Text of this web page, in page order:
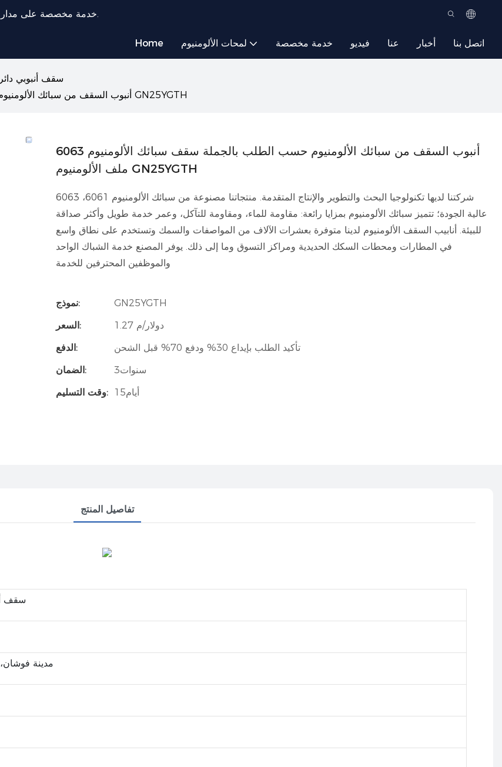
توفر شركة تصنيع ملفات تعريف الألومنيوم المزدوجة Duoduo خدمة مخصصة على مدار 17 عامًا.
Home لمحات الألومنيوم خدمة مخصصة فيديو عنا أخبار اتصل بنا
سقف أنبوبي
6063 أنبوب السقف من سبائك الألومنيوم حسب الطلب بالجملة سقف سبائك الألومنيوم ملف الألومنيوم GN25YGTH
6063 أنبوب السقف من سبائك الألومنيوم حسب الطلب بالجملة سقف سبائك الألومنيوم
ملف الألومنيوم GN25YGTH
شركتنا لديها تكنولوجيا البحث والتطوير والإنتاج المتقدمة. منتجاتنا مصنوعة من سبائك الألومنيوم 6061، 6063
عالية الجودة؛ تتميز سبائك الألومنيوم بمزايا رائعة: مقاومة للماء، ومقاومة للتآكل، وعمر خدمة طويل وأكثر صداقة
للبيئة. أنابيب السقف الألومنيوم لدينا متوفرة بعشرات الآلاف من المواصفات والسمك وتستخدم على نطاق واسع
في المطارات ومحطات السكك الحديدية ومراكز التسوق وما إلى ذلك. يوفر المصنع خدمة الشباك الواحد
والموظفين المحترفين للخدمة
نموذج:
GN25YGTH
السعر:
1.27 دولار/م
الدفع:
تأكيد الطلب بإيداع 30% ودفع 70% قبل الشحن
الضمان:
سنوات3
وقت التسليم:
أيام15
تفاصيل المنتج
سقف
مدينة